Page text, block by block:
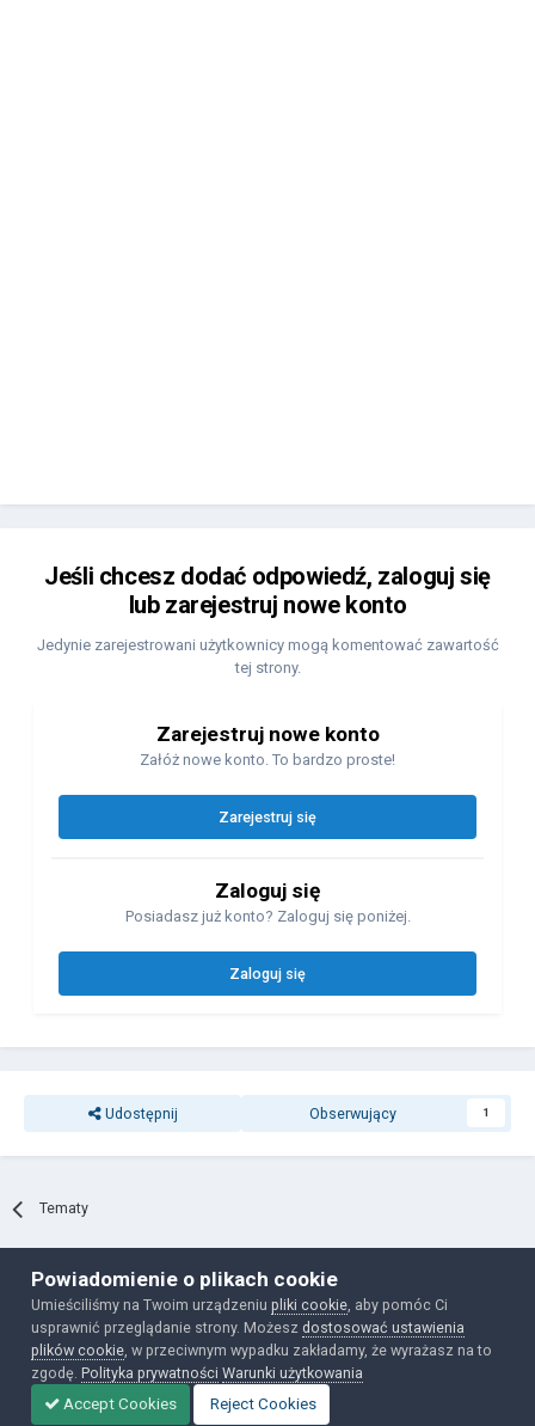
Jeśli chcesz dodać odpowiedź, zaloguj się
lub zarejestruj nowe konto
Jedynie zarejestrowani użytkownicy mogą komentować zawartość
tej strony.
Zarejestruj nowe konto
Załóż nowe konto. To bardzo proste!
Zarejestruj się
Zaloguj się
Posiadasz już konto? Zaloguj się poniżej.
Zaloguj się
Udostępnij Obserwujący 1
Tematy
Polityka prywatności Ciasteczka
Powered by Invision Community
Powiadomienie o plikach cookie
Umieściliśmy na Twoim urządzeniupliki cookie , aby pomóc Ci
usprawnić przeglądanie strony. Możesz dostosować ustawienia
plików cookie , w przeciwnym wypadku zakładamy, że wyrażasz na to
zgodę.Polityka prywatności Warunki użytkowania
Accept Cookies
Reject Cookies